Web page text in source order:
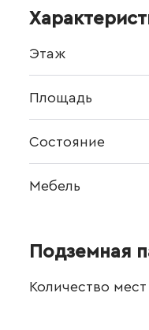
Этаж
Площадь
Состояние
Мебель
Подземная
Количество мест